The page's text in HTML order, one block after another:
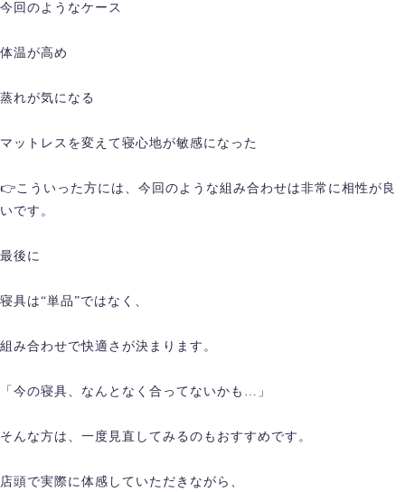
今回のようなケース
体温が高め
蒸れが気になる
マットレスを変えて寝心地が敏感になった
👉こういった方には、今回のような組み合わせは非常に相性が良
いです。
最後に
寝具は“単品”ではなく、
組み合わせで快適さが決まります。
「今の寝具、なんとなく合ってないかも…」
そんな方は、一度見直してみるのもおすすめです。
店頭で実際に体感していただきながら、